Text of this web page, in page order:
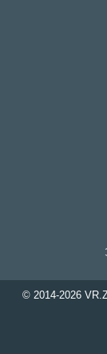
© 2014-2026